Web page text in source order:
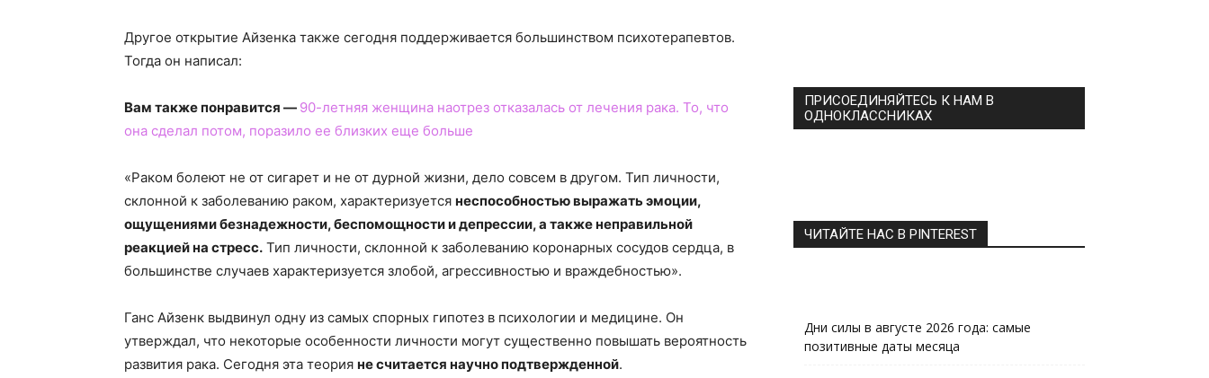
Другое открытие Айзенка также сегодня поддерживается большинством психотерапевтов.
Тогда он написал:
Вам также понравится — 90-летняя женщина наотрез отказалась от лечения рака. То, что
она сделал потом, поразило ее близких еще больше
«Раком болеют не от сигарет и не от дурной жизни, дело совсем в другом. Тип личности,
склонной к заболеванию раком, характеризуется неспособностью выражать эмоции,
ощущениями безнадежности, беспомощности и депрессии, а также неправильной
реакцией на стресс. Тип личности, склонной к заболеванию коронарных сосудов сердца, в
большинстве случаев характеризуется злобой, агрессивностью и враждебностью».
Ганс Айзенк выдвинул одну из самых спорных гипотез в психологии и медицине. Он
утверждал, что некоторые особенности личности могут существенно повышать вероятность
развития рака. Сегодня эта теория не считается научно подтвержденной.
ПРИСОЕДИНЯЙТЕСЬ К НАМ В
ОДНОКЛАССНИКАХ
ЧИТАЙТЕ НАС В PINTEREST
Дни силы в августе 2026 года: самые
позитивные даты месяца